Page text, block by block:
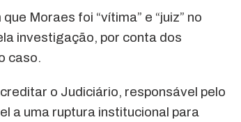
Moraes foi “vítima” e “juiz” no
investigação, por conta dos
caso.
o Judiciário, responsável pelo
a uma ruptura institucional para